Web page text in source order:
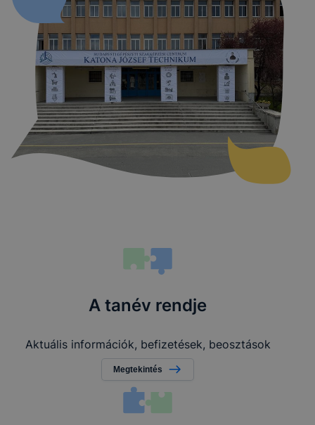
A tanév rendje
Aktuális információk, befizetések, beosztások
Megtekintés